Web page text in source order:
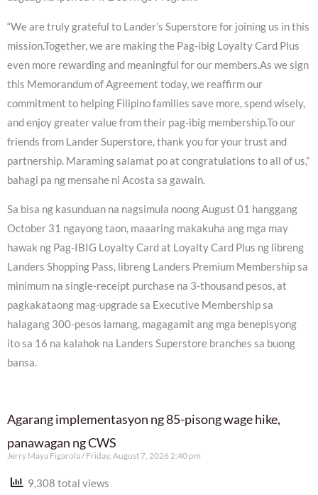
“We are truly grateful to Lander’s Superstore for joining us in this
mission.Together, we are making the Pag-ibig Loyalty Card Plus
even more rewarding and meaningful for our members.As we sign
this Memorandum of Agreement today, we reaffirm our
commitment to helping Filipino families save more, spend wisely,
and enjoy greater value from their pag-ibig membership.To our
friends from Lander Superstore, thank you for your trust and
partnership. Maraming salamat po at congratulations to all of us,”
bahagi pa ng mensahe ni Acosta sa gawain.
Sa bisa ng kasunduan na nagsimula noong August 01 hanggang
October 31 ngayong taon, maaaring makakuha ang mga may
hawak ng Pag-IBIG Loyalty Card at Loyalty Card Plus ng libreng
Landers Shopping Pass, libreng Landers Premium Membership sa
minimum na single-receipt purchase na 3-thousand pesos, at
pagkakataong mag-upgrade sa Executive Membership sa
halagang 300-pesos lamang, magagamit ang mga benepisyong
ito sa 16 na kalahok na Landers Superstore branches sa buong
bansa.
Agarang implementasyon ng 85-pisong wage hike,
panawagan ng CWS
Jerry Maya Figarola Friday, August 7, 2026 2:40 pm
9,308 total views